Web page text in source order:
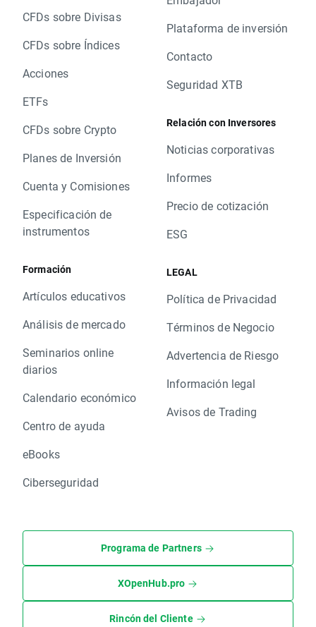
CFDs sobre Divisas
CFDs sobre Índices
Acciones
ETFs
CFDs sobre Crypto
Planes de Inversión
Cuenta y Comisiones
Especificación de
instrumentos
Formación
Artículos educativos
Análisis de mercado
Seminarios online
diarios
Calendario económico
Centro de ayuda
eBooks
Ciberseguridad
Plataforma de inversión
Contacto
Seguridad XTB
Relación con Inversores
Noticias corporativas
Informes
Precio de cotización
ESG
LEGAL
Política de Privacidad
Términos de Negocio
Advertencia de Riesgo
Información legal
Avisos de Trading
Programa de Partners
XOpenHub.pro
Rincón del Cliente